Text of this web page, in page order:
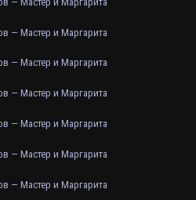
— Мастер и Маргарита
— Мастер и Маргарита
— Мастер и Маргарита
— Мастер и Маргарита
— Мастер и Маргарита
— Мастер и Маргарита